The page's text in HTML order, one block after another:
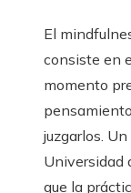
El
consiste en
momento
juzgarlos.
Universidad
que la